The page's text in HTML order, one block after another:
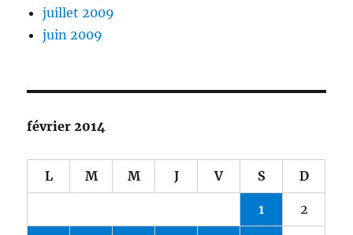
juillet 2009
juin 2009
février 2014
L M M J V S D
1 2